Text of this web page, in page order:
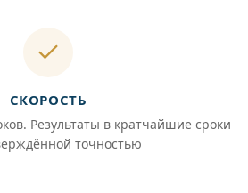
СКОРОСТЬ
Результаты в кратчайшие сроки
точностью